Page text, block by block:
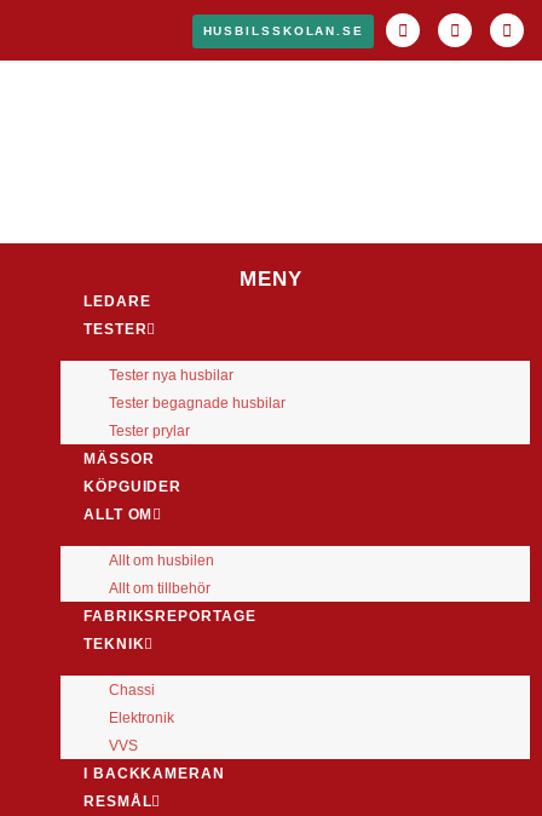
HUSBILSSKOLAN.SE
MENY
LEDARE
TESTER
Tester nya husbilar
Tester begagnade husbilar
Tester prylar
MÄSSOR
KÖPGUIDER
ALLT OM
Allt om husbilen
Allt om tillbehör
FABRIKSREPORTAGE
TEKNIK
Chassi
Elektronik
VVS
I BACKKAMERAN
RESMÅL